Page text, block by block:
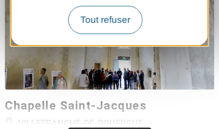
Tout refuser
Chapelle Saint-Jacques
VILLEFRANCHE-DE-ROUERGUE